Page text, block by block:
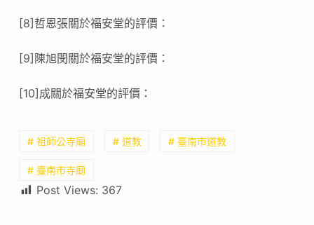
[8]哲恩張關於福安堂的評價：
[9]陳旭閔關於福安堂的評價：
[10]成關於福安堂的評價：
# 祖師公寺廟 # 道教 # 臺南市道教
# 臺南市寺廟
Post Views: 367